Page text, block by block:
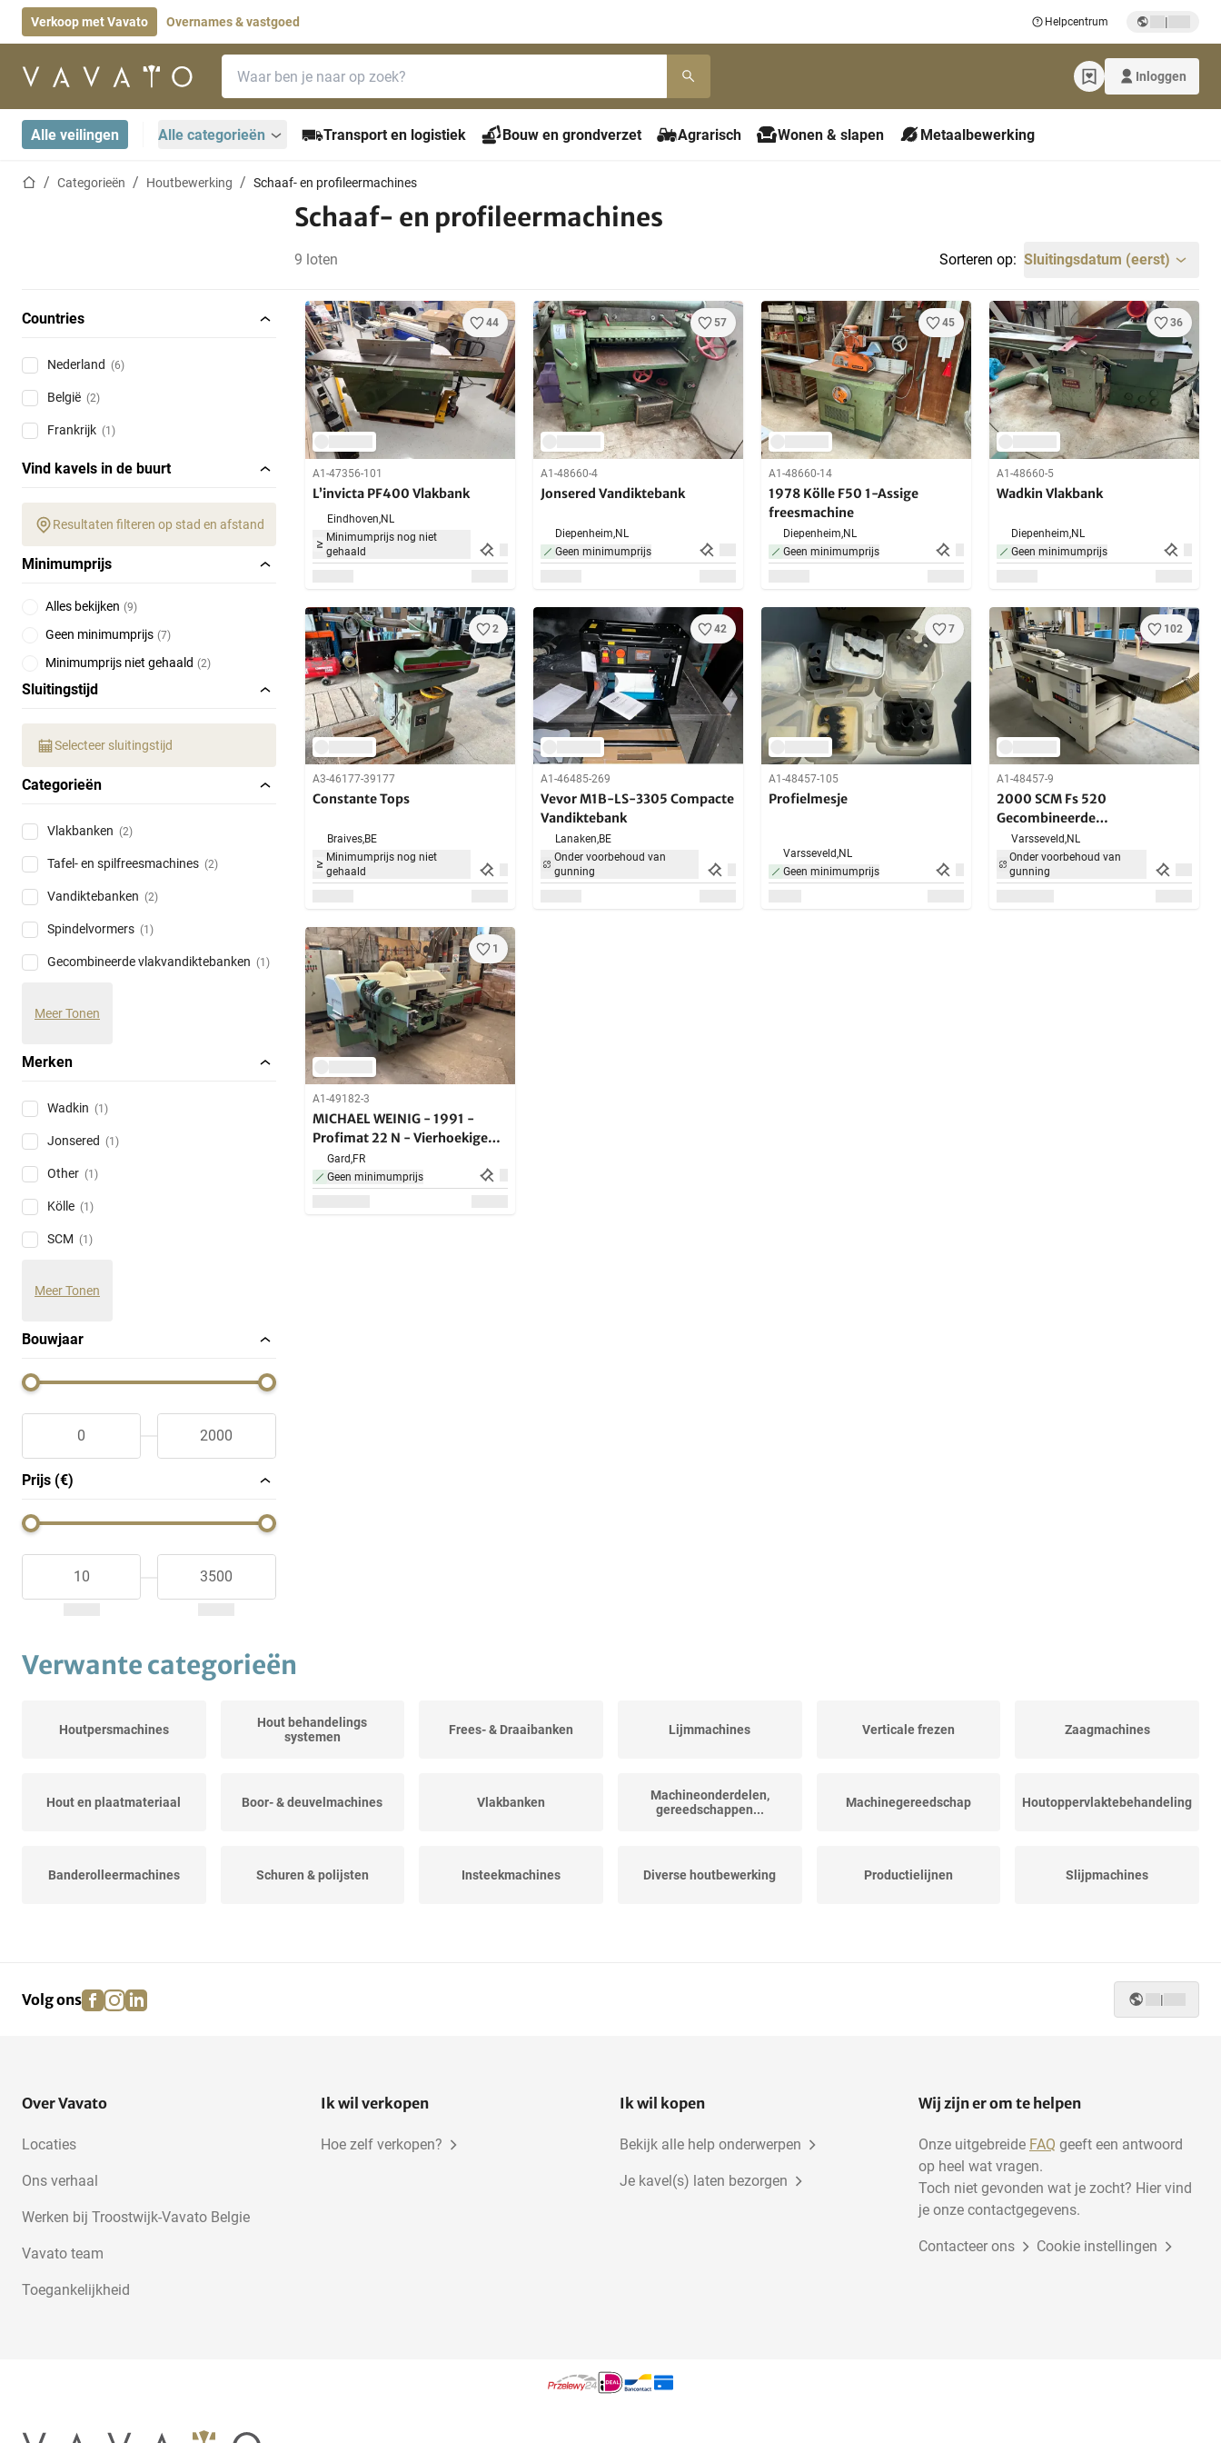
Verkoop met Vavato Overnames & vastgoed Helpcentrum |
Startpagina Inloggen
Alle veilingen Alle categorieën Transport en logistiek Bouw en grondverzet Agrarisch Wonen & slapen Metaalbewerking
StartpaginaCategorieën Houtbewerking Schaaf- en profileermachines
Schaaf- en profileermachines
9 loten Sorteren op: Sluitingsdatum (eerst)
Countries
Nederland (6)
België (2)
Frankrijk (1)
Vind kavels in de buurt
Resultaten filteren op stad en afstand
Minimumprijs
Alles bekijken (9)
Geen minimumprijs (7)
Minimumprijs niet gehaald (2)
Sluitingstijd
Selecteer sluitingstijd
Categorieën
Vlakbanken (2)
Tafel- en spilfreesmachines (2)
Vandiktebanken (2)
Spindelvormers (1)
Gecombineerde vlakvandiktebanken (1)
Meer Tonen
Merken
Wadkin (1)
Jonsered (1)
Other (1)
Kölle (1)
SCM (1)
Meer Tonen
Bouwjaar
Prijs (€)
44
A1-47356-101
L’invicta PF400 Vlakbank
Eindhoven,NL
Minimumprijs nog niet
gehaald
57
A1-48660-4
Jonsered Vandiktebank
Diepenheim,NL
Geen minimumprijs
45
A1-48660-14
1978 Kölle F50 1-Assige
freesmachine
Diepenheim,NL
Geen minimumprijs
36
A1-48660-5
Wadkin Vlakbank
Diepenheim,NL
Geen minimumprijs
2
A3-46177-39177
Constante Tops
Braives,BE
Minimumprijs nog niet
gehaald
42
A1-46485-269
Vevor M1B-LS-3305 Compacte
Vandiktebank
Lanaken,BE
Onder voorbehoud van
gunning
7
A1-48457-105
Profielmesje
Varsseveld,NL
Geen minimumprijs
102
A1-48457-9
2000 SCM Fs 520
Gecombineerde
vlakvandiktebank
Varsseveld,NL
Onder voorbehoud van
gunning
1
A1-49182-3
MICHAEL WEINIG - 1991 -
Profimat 22 N - Vierhoekige
gietmachine
Gard,FR
Geen minimumprijs
Verwante categorieën
Houtpersmachines
Hout behandelings
systemen
Frees- & Draaibanken Lijmmachines Verticale frezen Zaagmachines
Hout en plaatmateriaal Boor- & deuvelmachines Vlakbanken
Machineonderdelen,
gereedschappen...
Machinegereedschap Houtoppervlaktebehandeling
Banderolleermachines Schuren & polijsten Insteekmachines Diverse houtbewerking Productielijnen Slijpmachines
CNC-schaafmachines
Volg ons facebook
instagram
linkedin |
Over Vavato
Locaties
Ons verhaal
Werken bij Troostwijk-Vavato Belgie
Vavato team
Toegankelijkheid
Ik wil verkopen
Hoe zelf verkopen?
Ik wil kopen
Bekijk alle help onderwerpen
Je kavel(s) laten bezorgen
Wij zijn er om te helpen
Onze uitgebreide FAQ geeft een antwoord
op heel wat vragen.
Toch niet gevonden wat je zocht? Hier vind
je onze contactgegevens.
Contacteer ons Cookie instellingen